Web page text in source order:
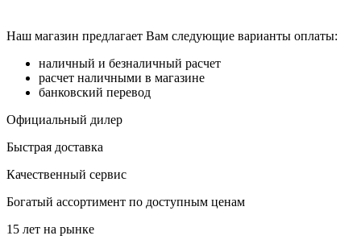
Наш магазин предлагает Вам следующие варианты оплаты:
наличный и безналичный расчет
расчет наличными в магазине
банковский перевод
Официальный дилер
Быстрая доставка
Качественный сервис
Богатый ассортимент по доступным ценам
15 лет на рынке